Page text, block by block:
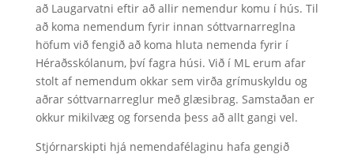
að Laugarvatni eftir að allir nemendur komu í hús. Til
að koma nemendum fyrir innan sóttvarnarreglna
höfum við fengið að koma hluta nemenda fyrir í
Héraðsskólanum, því fagra húsi. Við í ML erum afar
stolt af nemendum okkar sem virða grímuskyldu og
aðrar sóttvarnarreglur með glæsibrag. Samstaðan er
okkur mikilvæg og forsenda þess að allt gangi vel.
Stjórnarskipti hjá nemendafélaginu hafa gengið